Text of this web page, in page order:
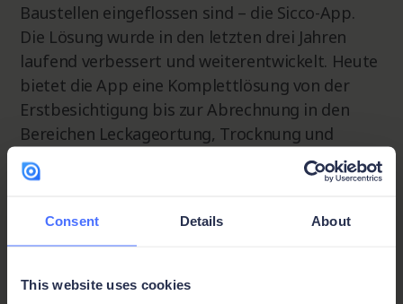
Consent Details About
This website uses cookies
Baustellen eingeflossen sind – die Sicco-App.
Die Lösung wurde in den letzten drei Jahren
laufend verbessert und weiterentwickelt. Heute
bietet die App eine Komplettlösung von der
Erstbesichtigung bis zur Abrechnung in den
Bereichen Leckageortung, Trocknung und
Schadensanierung und ist die zentrale
Drehscheibe für alle Projekte und für die
Schlüsselfunktionen